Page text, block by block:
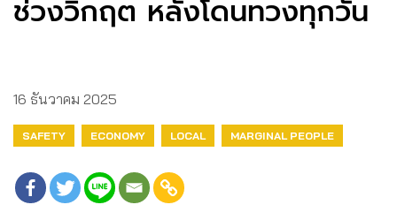
ช่วงวิกฤต หลังโดนทวงทุกวัน
16 ธันวาคม 2025
SAFETY ECONOMY LOCAL MARGINAL PEOPLE